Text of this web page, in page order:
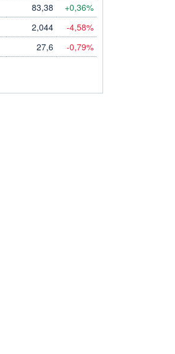
83,38 +0,36%
2,044 -4,58%
27,6 -0,79%